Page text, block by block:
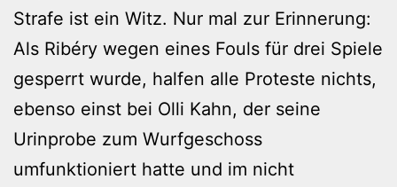
Strafe ist ein Witz. Nur mal zur Erinnerung:
Als Ribéry wegen eines Fouls für drei Spiele
gesperrt wurde, halfen alle Proteste nichts,
ebenso einst bei Olli Kahn, der seine
Urinprobe zum Wurfgeschoss
umfunktioniert hatte und im nicht